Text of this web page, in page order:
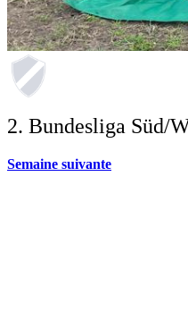
2. Bundesliga Süd/
Semaine suivante